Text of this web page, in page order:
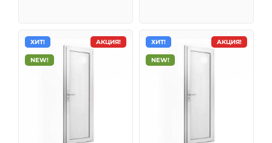
АКЦИЯ!
ХИТ!
NEW!
АКЦИЯ!
ХИТ!
NEW!